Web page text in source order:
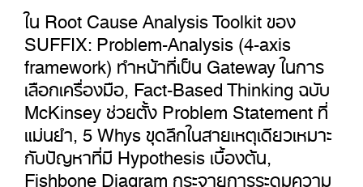
ใน Root Cause Analysis Toolkit ของ
SUFFIX: Problem-Analysis (4-axis
framework) ทำหน้าที่เป็น Gateway ในการ
เลือกเครื่องมือ, Fact-Based Thinking ฉบับ
McKinsey ช่วยตั้ง Problem Statement ที่
แม่นยำ, 5 Whys ขุดลึกในสายเหตุเดียวเหมาะ
กับปัญหาที่มี Hypothesis เบื้องต้น,
Fishbone Diagram กระจายการระดมความ